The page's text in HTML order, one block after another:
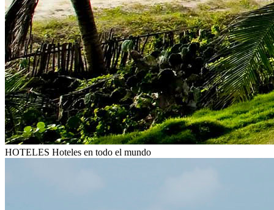
HOTELES Hoteles en todo el mundo